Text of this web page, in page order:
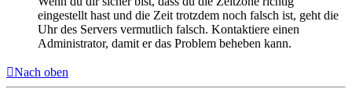
eingestellt hast und die Zeit trotzdem noch falsch ist, geht die
Uhr des Servers vermutlich falsch. Kontaktiere einen
Administrator, damit er das Problem beheben kann.
Nach oben